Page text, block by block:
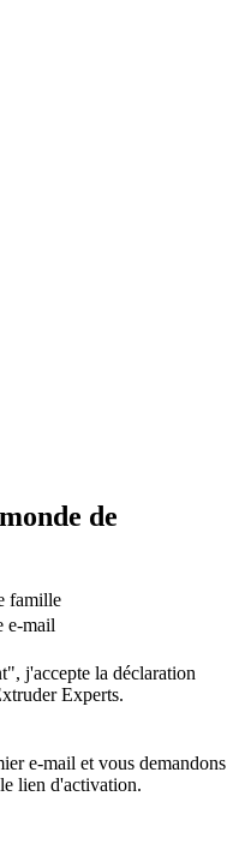
de
famille
e-mail
j'accepte la déclaration
Experts.
e-mail et vous demandons
lien d'activation.